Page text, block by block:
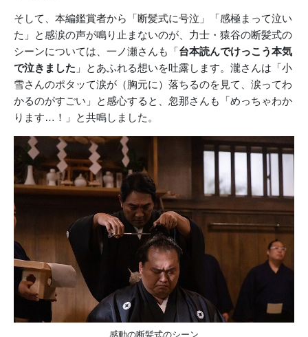
そして、本編鑑賞者から「断髪式に号泣」「感極まって泣い
た」と感涙の声が鳴り止まないのが、力士・猿谷の断髪式の
シーンについては、一ノ瀬さんも「台本読んでけっこう本気
で泣きました 」とあふれる想いを吐露します。瀧さんは「小
雪さんのポタッて涙が（胸元に）落ちるのを見て、涙ってわ
かるのがすごい」と感心すると、忽那さんも「めっちゃわか
ります…！」と共鳴しました。
感動の断髪式のシーン